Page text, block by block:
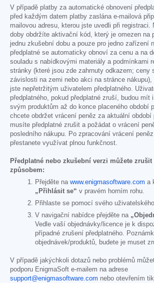
V případě platby za automatické obnovení
před každým datem platby zaslána e-mailová
mailovou adresu, kterou jste uvedli při registraci.
doby obdržíte aktivační kód, který je omezen na
jednu zkušební dobu a pouze pro jedno zařízení
předplatné se automaticky obnoví za cenu a na
souladu s nabídkovými materiály a podmínkami
stránky (které jsou zde zahrnuty odkazem; ceny
závislosti na zemi nebo akci na stránce nákupu),
jste nepřetržitým uživatelem předplatného.
předplatného, pokud předplatné zruší, budou mít
svým produktům až do konce placeného období
chcete obdržet vrácení peněz za aktuální období
musíte předplatné zrušit a požádat o vrácení
posledního nákupu. Po zpracování vrácení
přestanete využívat plnou funkčnost.
Předplatné nebo zkušební verzi můžete
způsobem:
Přejděte na www.enigmasoftware.com a
„Přihlásit se“ v pravém horním rohu.
Přihlaste se pomocí svého
V navigační nabídce přejděte na
Vedle vaší objednávky/licence je k
případné zrušení předplatného.
objednávek/produktů, budete je muset
V případě jakýchkoli dotazů nebo problémů
podporu EnigmaSoft e-mailem na adrese
support@enigmasoftware.com nebo otevřením